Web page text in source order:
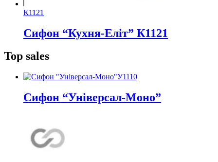
К1121
Сифон “Кухня-Еліт” К1121
Top sales
У1110
Сифон “Універсал-Моно”